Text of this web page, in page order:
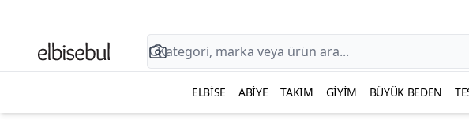
ELBISE ABIYE TAKIM GIYIM BÜYÜK BEDEN